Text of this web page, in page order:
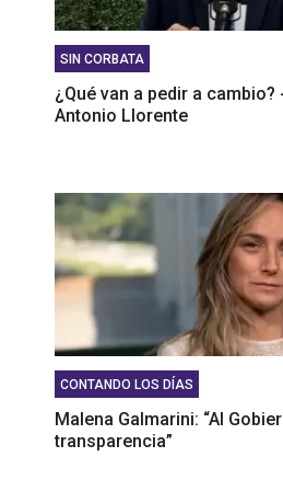
SIN CORBATA
¿Qué van a pedir a
Antonio Llorente
CONTANDO LOS DÍAS
Malena Galmarini: “Al
transparencia”